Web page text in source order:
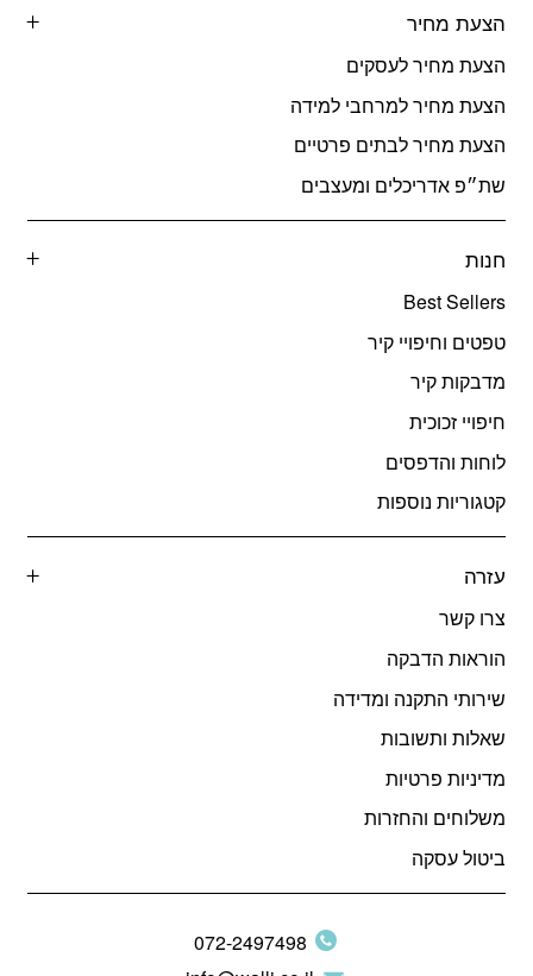
הצעת מחיר
הצעת מחיר לעסקים
הצעת מחיר למרחבי למידה
הצעת מחיר לבתים פרטיים
שת״פ אדריכלים ומעצבים
חנות
Best Sellers
טפטים וחיפויי קיר
מדבקות קיר
חיפויי זכוכית
לוחות והדפסים
קטגוריות נוספות
עזרה
צרו קשר
הוראות הדבקה
שירותי התקנה ומדידה
שאלות ותשובות
מדיניות פרטיות
משלוחים והחזרות
ביטול עסקה
072-2497498